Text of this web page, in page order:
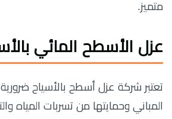
متميز.
عزل الأسطح المائي
تعتبر شركة عزل أسطح بالأسياح
المباني وحمايتها من تسربات المياه